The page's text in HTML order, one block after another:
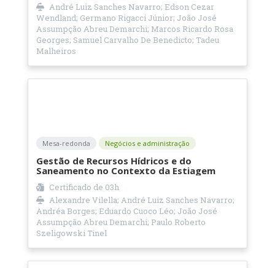
André Luiz Sanches Navarro; Edson Cezar
Wendland; Germano Rigacci Júnior; João José
Assumpção Abreu Demarchi; Marcos Ricardo Rosa
Georges; Samuel Carvalho De Benedicto; Tadeu
Malheiros
Mesa-redonda Negócios e administração
Gestão de Recursos Hídricos e do
Saneamento no Contexto da Estiagem
Certificado de 03h
Alexandre Vilella; André Luiz Sanches Navarro;
Andréa Borges; Eduardo Cuoco Léo; João José
Assumpção Abreu Demarchi; Paulo Roberto
Szeligowski Tinel